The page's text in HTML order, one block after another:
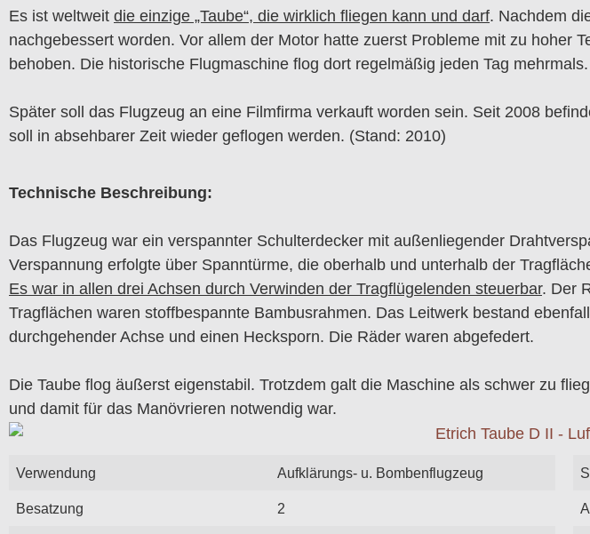
Es ist weltweit die einzige „Taube“, die wirklich fliegen kann und darf. Nachdem
nachgebessert worden. Vor allem der Motor hatte zuerst Probleme mit zu hoher
behoben. Die historische Flugmaschine flog dort regelmäßig jeden Tag mehrmals.
Später soll das Flugzeug an eine Filmfirma verkauft worden sein. Seit 2008
soll in absehbarer Zeit wieder geflogen werden. (Stand: 2010)
Technische Beschreibung:
Das Flugzeug war ein verspannter Schulterdecker mit außenliegender
Verspannung erfolgte über Spanntürme, die oberhalb und unterhalb der
Es war in allen drei Achsen durch Verwinden der Tragflügelenden steuerbar. Der
Tragflächen waren stoffbespannte Bambusrahmen. Das Leitwerk bestand
durchgehender Achse und einen Hecksporn. Die Räder waren abgefedert.
Die Taube flog äußerst eigenstabil. Trotzdem galt die Maschine als schwer zu
und damit für das Manövrieren notwendig war.
Verwendung Aufklärungs- u. Bombenflugzeug
Besatzung 2